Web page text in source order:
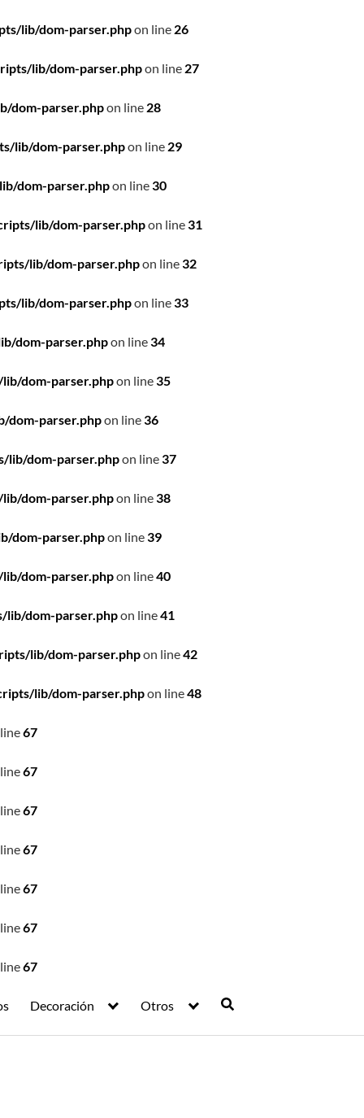
lib/dom-parser.phpon line 26
lib/dom-parser.phpon line 27
dom-parser.phpon line 28
lib/dom-parser.phpon line 29
dom-parser.phpon line30
lib/dom-parser.phpon line31
lib/dom-parser.phpon line32
lib/dom-parser.phpon line33
dom-parser.phpon line34
dom-parser.phpon line35
dom-parser.phpon line36
dom-parser.phpon line37
dom-parser.phpon line38
dom-parser.phpon line39
dom-parser.phpon line40
dom-parser.phpon line41
lib/dom-parser.phpon line42
lib/dom-parser.phpon line48
67
67
67
67
67
67
67
Decoración Otros